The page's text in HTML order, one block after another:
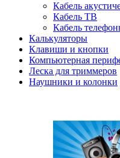
Кабель
Кабель ТВ
Кабель
Калькуляторы
Клавиши и кнопки
Компьютерная
Леска для триммеров
Наушники и колонки